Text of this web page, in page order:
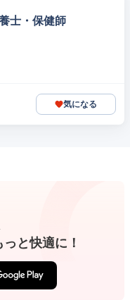
士・保健師
気になる
と快適に！